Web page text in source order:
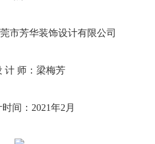
芳华装饰设计有限公司
师：梁梅芳
：2021年2月